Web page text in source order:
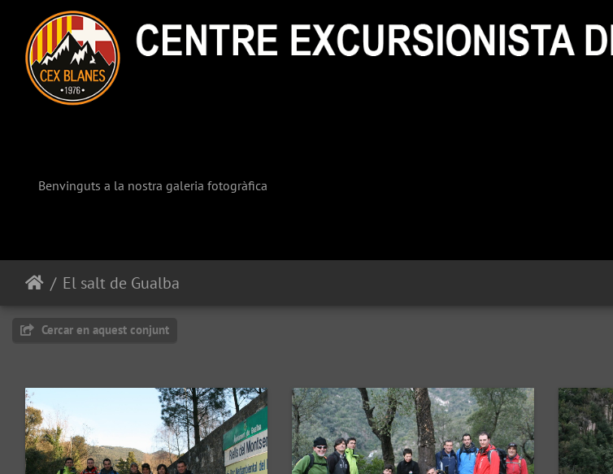
Benvinguts a la nostra galeria fotogràfica
El salt de Gualba
Cercar en aquest conjunt